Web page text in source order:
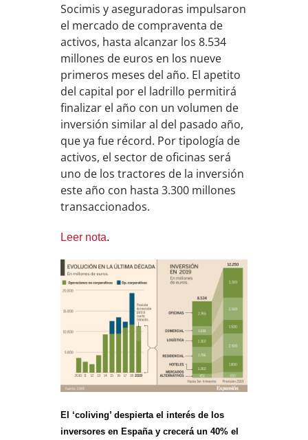
Socimis y aseguradoras impulsaron
el mercado de compraventa de
activos, hasta alcanzar los 8.534
millones de euros en los nueve
primeros meses del año. El apetito
del capital por el ladrillo permitirá
finalizar el año con un volumen de
inversión similar al del pasado año,
que ya fue récord. Por tipología de
activos, el sector de oficinas será
uno de los tractores de la inversión
este año con hasta 3.300 millones
transaccionados.
Leer nota.
El ‘coliving’ despierta el interés de los
inversores en España y crecerá un 40% el